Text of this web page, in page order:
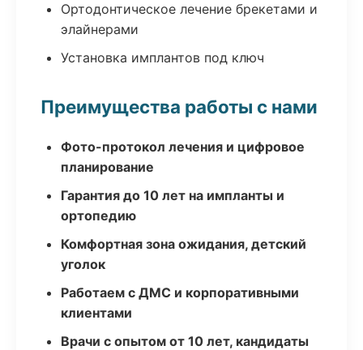
Ортодонтическое лечение брекетами и
элайнерами
Установка имплантов под ключ
Преимущества работы с нами
Фото-протокол лечения и цифровое
планирование
Гарантия до 10 лет на импланты и
ортопедию
Комфортная зона ожидания, детский
уголок
Работаем с ДМС и корпоративными
клиентами
Врачи с опытом от 10 лет, кандидаты